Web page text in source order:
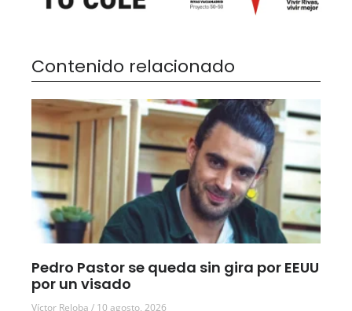
Contenido relacionado
Pedro Pastor se queda sin gira por EEUU
por un visado
Víctor Reloba 10 agosto, 2026